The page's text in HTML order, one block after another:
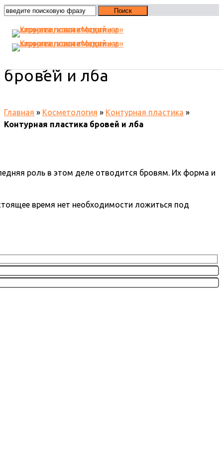
бровей и лба
Главная » Косметология » Контурная пластика »
Контурная пластика бровей и лба
роль в этом деле отводится бровям. Их форма и
время нет необходимости ложиться под